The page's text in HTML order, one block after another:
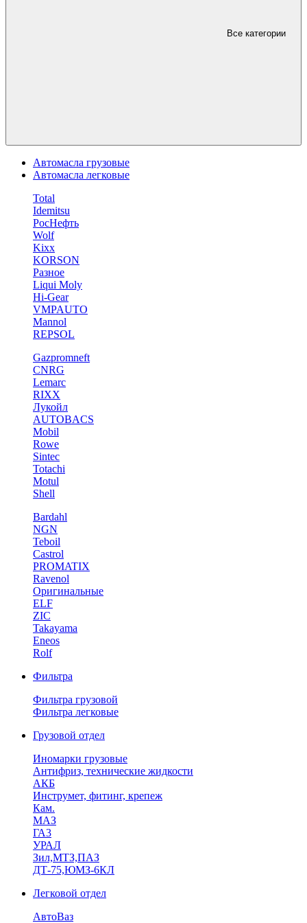
Все категории
Автомасла грузовые
Автомасла легковые
Total
Idemitsu
РосНефть
Wolf
Kixx
KORSON
Разное
Liqui Moly
Hi-Gear
VMPAUTO
Mannol
REPSOL
Gazpromneft
CNRG
Lemarc
RIXX
Лукойл
AUTOBACS
Mobil
Rowe
Sintec
Totachi
Motul
Shell
Bardahl
NGN
Teboil
Castrol
PROMATIX
Ravenol
Оригинальные
ELF
ZIC
Takayama
Eneos
Rolf
Фильтра
Фильтра грузовой
Фильтра легковые
Грузовой отдел
Иномарки грузовые
Антифриз, технические жидкости
АКБ
Инструмет, фитинг, крепеж
Кам.
МАЗ
ГА3
УРАЛ
Зил,МТЗ,ПАЗ
ДТ-75,ЮМЗ-6КЛ
Легковой отдел
АвтоВаз